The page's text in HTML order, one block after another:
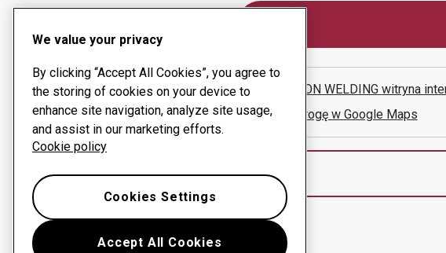
JAMIESON WELDING witryna
Pokaż drogę w Google Maps
We value your privacy
By clicking “Accept All Cookies”, you agree to
the storing of cookies on your device to
enhance site navigation, analyze site usage,
and assist in our marketing efforts.
Cookie policy
Accept All Cookies
Cookies Settings